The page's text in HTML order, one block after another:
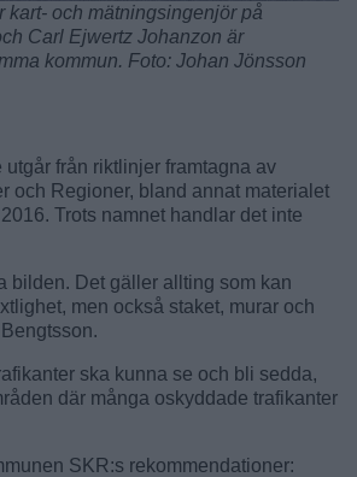
kart- och mätningsingenjör på
Carl Ejwertz Johanzon är
kommun. Foto: Johan Jönsson
utgår från riktlinjer framtagna av
och Regioner, bland annat materialet
Trots namnet handlar det inte
bilden. Det gäller allting som kan
men också staket, murar och
ska kunna se och bli sedda,
där många oskyddade trafikanter
SKR:s rekommendationer: